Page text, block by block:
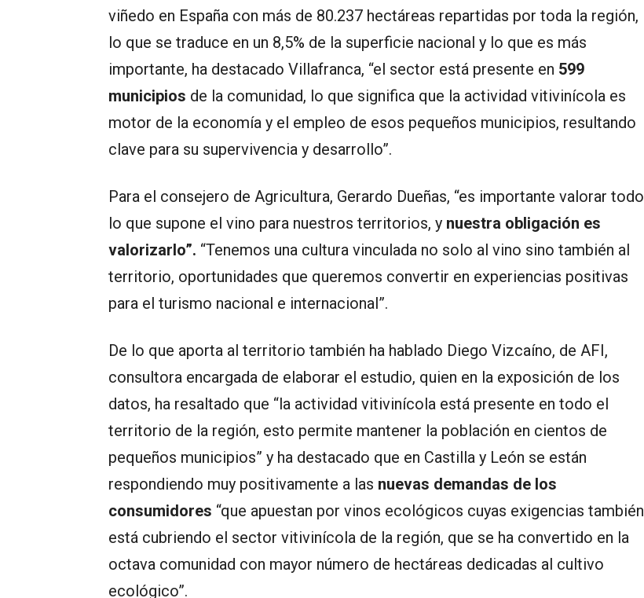
viñedo en España con más de 80.237 hectáreas repartidas por toda la región,
lo que se traduce en un 8,5% de la superficie nacional y lo que es más
importante, ha destacado Villafranca, “el sector está presente en 599
municipios de la comunidad, lo que significa que la actividad vitivinícola es
motor de la economía y el empleo de esos pequeños municipios, resultando
clave para su supervivencia y desarrollo”.
Para el consejero de Agricultura, Gerardo Dueñas, “es importante valorar todo
lo que supone el vino para nuestros territorios, y nuestra obligación es
valorizarlo”. “Tenemos una cultura vinculada no solo al vino sino también al
territorio, oportunidades que queremos convertir en experiencias positivas
para el turismo nacional e internacional”.
De lo que aporta al territorio también ha hablado Diego Vizcaíno, de AFI,
consultora encargada de elaborar el estudio, quien en la exposición de los
datos, ha resaltado que “la actividad vitivinícola está presente en todo el
territorio de la región, esto permite mantener la población en cientos de
pequeños municipios” y ha destacado que en Castilla y León se están
respondiendo muy positivamente a las nuevas demandas de los
consumidores “que apuestan por vinos ecológicos cuyas exigencias también
está cubriendo el sector vitivinícola de la región, que se ha convertido en la
octava comunidad con mayor número de hectáreas dedicadas al cultivo
ecológico”.